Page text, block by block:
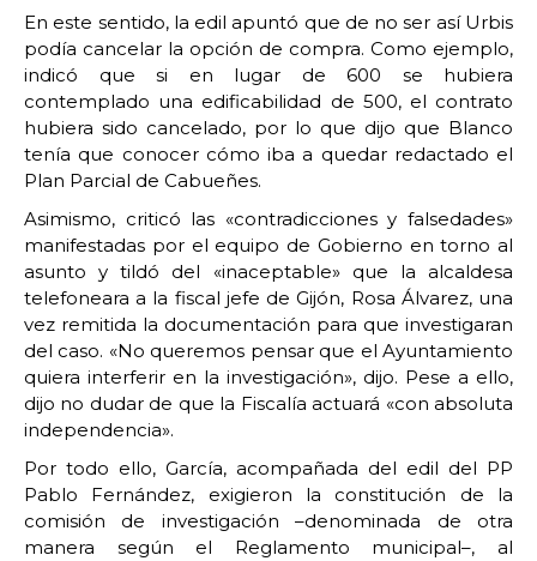
En este sentido, la edil apuntó que de no ser así Urbis
podía cancelar la opción de compra. Como ejemplo,
indicó que si en lugar de 600 se hubiera
contemplado una edificabilidad de 500, el contrato
hubiera sido cancelado, por lo que dijo que Blanco
tenía que conocer cómo iba a quedar redactado el
Plan Parcial de Cabueñes.
Asimismo, criticó las «contradicciones y falsedades»
manifestadas por el equipo de Gobierno en torno al
asunto y tildó del «inaceptable» que la alcaldesa
telefoneara a la fiscal jefe de Gijón, Rosa Álvarez, una
vez remitida la documentación para que investigaran
del caso. «No queremos pensar que el Ayuntamiento
quiera interferir en la investigación», dijo. Pese a ello,
dijo no dudar de que la Fiscalía actuará «con absoluta
independencia».
Por todo ello, García, acompañada del edil del PP
Pablo Fernández, exigieron la constitución de la
comisión de investigación –denominada de otra
manera según el Reglamento municipal–, al